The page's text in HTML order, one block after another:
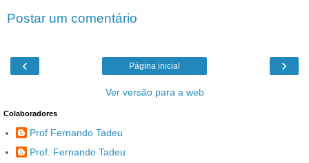
Postar um comentário
‹ ›
Página inicial
Ver versão para a web
Colaboradores
Prof Fernando Tadeu
Prof. Fernando Tadeu